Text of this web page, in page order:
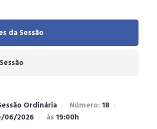
da Sessão
Ordinária Número:18
06/2026 às19:00h